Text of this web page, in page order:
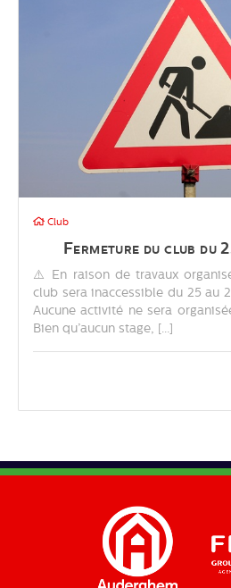
Club
Fermeture du club du
⚠️ En raison de travaux
club sera inaccessible du 25 au
Aucune activité ne sera
Bien qu’aucun stage, [...]